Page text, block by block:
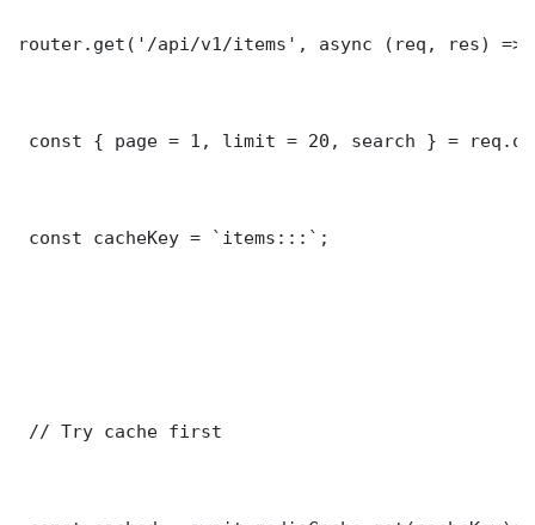
router.get('/api/v1/items', async (req, res) =>
const { page = 1, limit = 20, search } =
const cacheKey = `items:::`;
// Try cache first